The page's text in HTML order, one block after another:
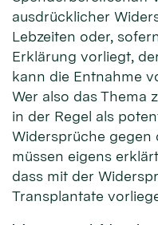
ausdrücklicher
Lebzeiten oder,
Erklärung vorliegt,
kann die Entnahme
Wer also das Thema
in der Regel als
Widersprüche gegen
müssen eigens
dass mit der
Transplantate